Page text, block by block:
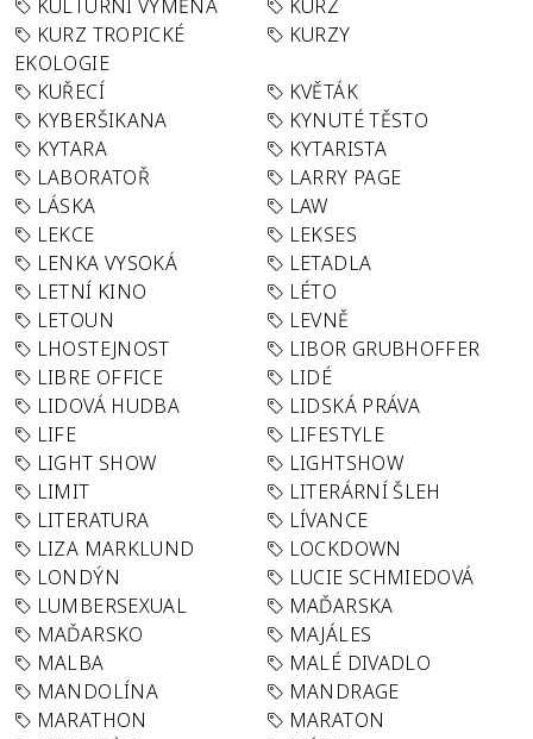
KULTURNÍ VÝMĚNA
KURZ
KURZ TROPICKÉ
EKOLOGIE
KURZY
KUŘECÍ
KVĚTÁK
KYBERŠIKANA
KYNUTÉ TĚSTO
KYTARA
KYTARISTA
LABORATOŘ
LARRY PAGE
LÁSKA
LAW
LEKCE
LEKSES
LENKA VYSOKÁ
LETADLA
LETNÍ KINO
LÉTO
LETOUN
LEVNĚ
LHOSTEJNOST
LIBOR GRUBHOFFER
LIBRE OFFICE
LIDÉ
LIDOVÁ HUDBA
LIDSKÁ PRÁVA
LIFE
LIFESTYLE
LIGHT SHOW
LIGHTSHOW
LIMIT
LITERÁRNÍ ŠLEH
LITERATURA
LÍVANCE
LIZA MARKLUND
LOCKDOWN
LONDÝN
LUCIE SCHMIEDOVÁ
LUMBERSEXUAL
MAĎARSKA
MAĎARSKO
MAJÁLES
MALBA
MALÉ DIVADLO
MANDOLÍNA
MANDRAGE
MARATHON
MARATON